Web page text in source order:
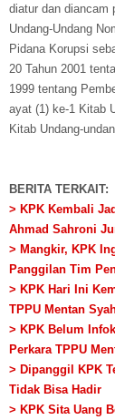
diatur dan diancam
Undang-Undang
Pidana Korupsi
20 Tahun 2001
1999 tentang
ayat (1) ke-1 Kitab
Kitab Undang-
BERITA TERKAIT:
> KPK Kembali
Ahmad Sahroni
> Mangkir, KPK
Panggilan Tim
> KPK Hari Ini
TPPU Mentan
> KPK Belum
Perkara TPPU
> Dipanggil KPK
Tidak Bisa Hadir
> KPK Sita Uang